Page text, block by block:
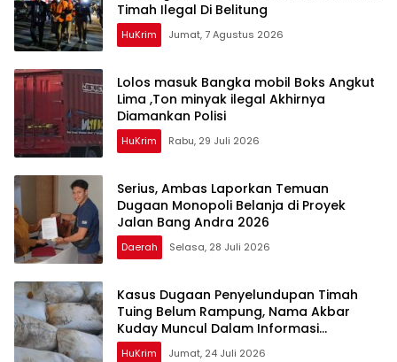
Timah Ilegal Di Belitung
HuKrim Jumat, 7 Agustus 2026
Lolos masuk Bangka mobil Boks Angkut
Lima ,Ton minyak ilegal Akhirnya
Diamankan Polisi
HuKrim Rabu, 29 Juli 2026
Serius, Ambas Laporkan ‎Temuan
Dugaan Monopoli Belanja di Proyek
Jalan Bang Andra 2026
Daerah Selasa, 28 Juli 2026
Kasus Dugaan Penyelundupan Timah
Tuing Belum Rampung, Nama Akbar
Kuday Muncul Dalam Informasi
Penyidikan
HuKrim Jumat, 24 Juli 2026